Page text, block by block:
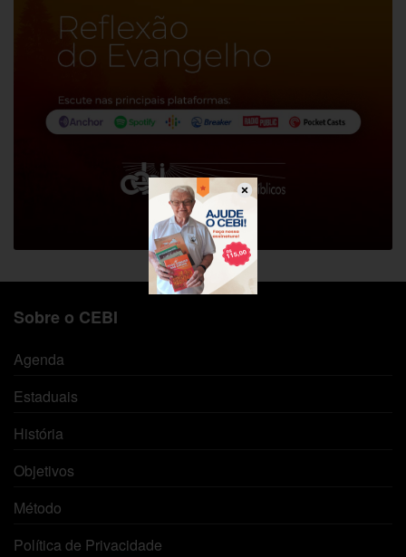
Sobre o CEBI
Agenda
Estaduais
História
Objetivos
Método
Política de Privacidade